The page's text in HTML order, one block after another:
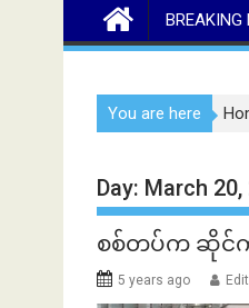
BREAKING
You are here
Day: March 20,
စစ်တပ်က ဆို
5 years ago